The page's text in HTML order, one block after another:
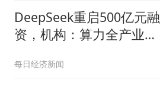
DeepSeek重启500亿元融
资，机构：算力全产业链
每日经济新闻